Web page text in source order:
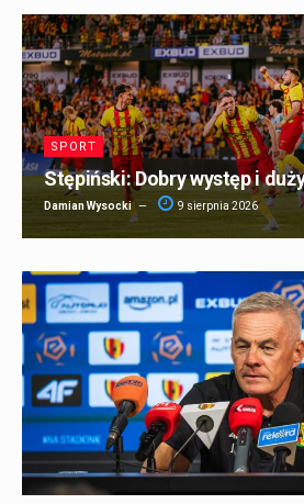
SPORT
Stępiński: Dobry występ i
Damian Wysocki 9 sierpnia 2026